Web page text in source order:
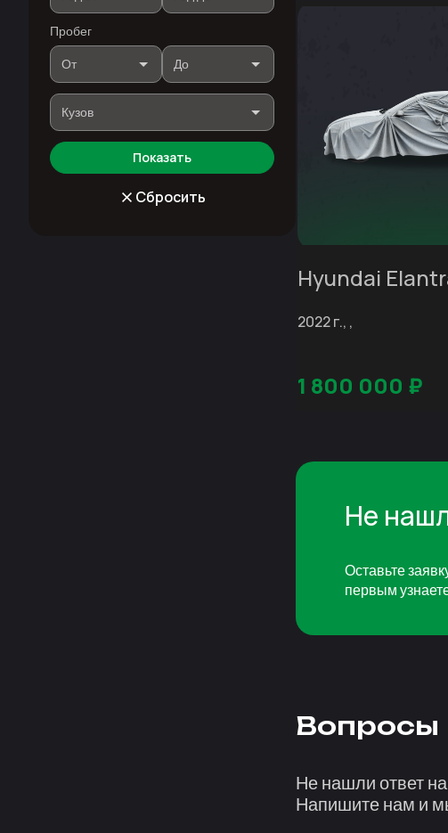
Пробег
Показать
Сбросить
Hyundai
2022 г., ,
1 800 000 ₽
Не
Оставьте
первым
Вопросы
Не нашли ответ
Напишите нам и